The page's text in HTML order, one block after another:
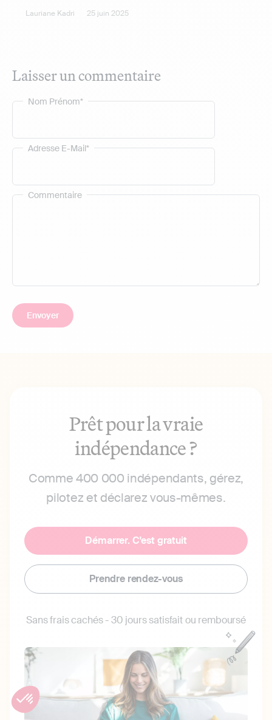
Lauriane Kadri 25 juin 2025
Laisser un commentaire
Commentaire
Nom Prénom*
Adresse E-Mail*
Prêt pour la vraie
indépendance ?
Comme 400 000 indépendants, gérez,
pilotez et déclarez vous-mêmes.
Démarrer. C'est gratuit
Prendre rendez-vous
Sans frais cachés - 30 jours satisfait ou remboursé